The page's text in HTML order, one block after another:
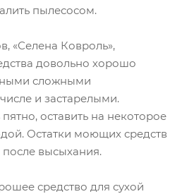
пылесосом.
«Селена Ковроль»,
довольно хорошо
сложными
и застарелыми.
оставить на некоторое
Остатки моющих средств
высыхания.
средство для сухой